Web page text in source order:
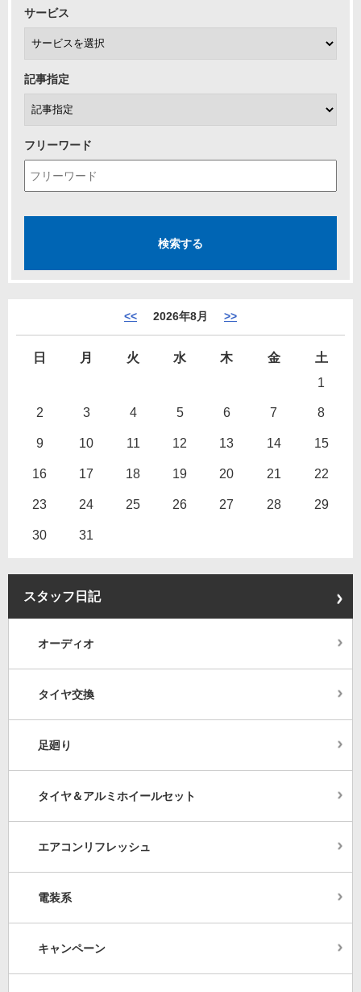
サービス
記事指定
フリーワード
<< 2026年8月 >>
日 月 火 水 木 金
土
1
2 3 4 5 6 7 8
9 10 11 12 13 14 15
16 17 18 19 20 21 22
23 24 25 26 27 28 29
30 31
スタッフ日記
オーディオ
タイヤ交換
足廻り
タイヤ＆アルミホイールセット
エアコンリフレッシュ
電装系
キャンペーン